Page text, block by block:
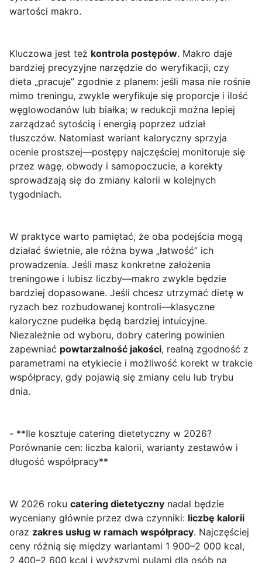
wartości makro.
Kluczowa jest też kontrola postępów. Makro daje
bardziej precyzyjne narzędzie do weryfikacji, czy
dieta „pracuje” zgodnie z planem: jeśli masa nie rośnie
mimo treningu, zwykle weryfikuje się proporcje i ilość
węglowodanów lub białka; w redukcji można lepiej
zarządzać sytością i energią poprzez udział
tłuszczów. Natomiast wariant kaloryczny sprzyja
ocenie prostszej—postępy najczęściej monitoruje się
przez wagę, obwody i samopoczucie, a korekty
sprowadzają się do zmiany kalorii w kolejnych
tygodniach.
W praktyce warto pamiętać, że oba podejścia mogą
działać świetnie, ale różna bywa „łatwość” ich
prowadzenia. Jeśli masz konkretne założenia
treningowe i lubisz liczby—makro zwykle będzie
bardziej dopasowane. Jeśli chcesz utrzymać dietę w
ryzach bez rozbudowanej kontroli—klasyczne
kaloryczne pudełka będą bardziej intuicyjne.
Niezależnie od wyboru, dobry catering powinien
zapewniać powtarzalność jakości, realną zgodność z
parametrami na etykiecie i możliwość korekt w trakcie
współpracy, gdy pojawią się zmiany celu lub trybu
dnia.
- **Ile kosztuje catering dietetyczny w 2026?
Porównanie cen: liczba kalorii, warianty zestawów i
długość współpracy**
W 2026 roku catering dietetyczny nadal będzie
wyceniany głównie przez dwa czynniki: liczbę kalorii
oraz zakres usług w ramach współpracy. Najczęściej
ceny różnią się między wariantami 1 900–2 000 kcal,
2 400–2 600 kcal i wyższymi pulami dla osób na